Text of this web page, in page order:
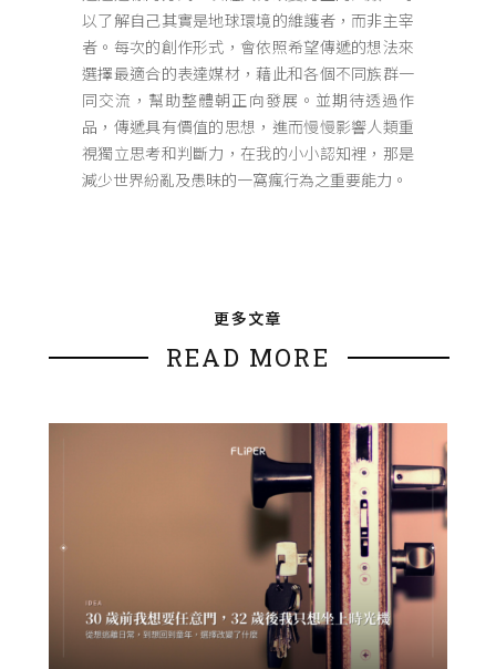
以了解自己其實是地球環境的維護者，而非主宰
者。每次的創作形式，會依照希望傳遞的想法來
選擇最適合的表達媒材，藉此和各個不同族群一
同交流，幫助整體朝正向發展。並期待透過作
品，傳遞具有價值的思想，進而慢慢影響人類重
視獨立思考和判斷力，在我的小小認知裡，那是
減少世界紛亂及愚昧的一窩瘋行為之重要能力。
更多文章
READ MORE